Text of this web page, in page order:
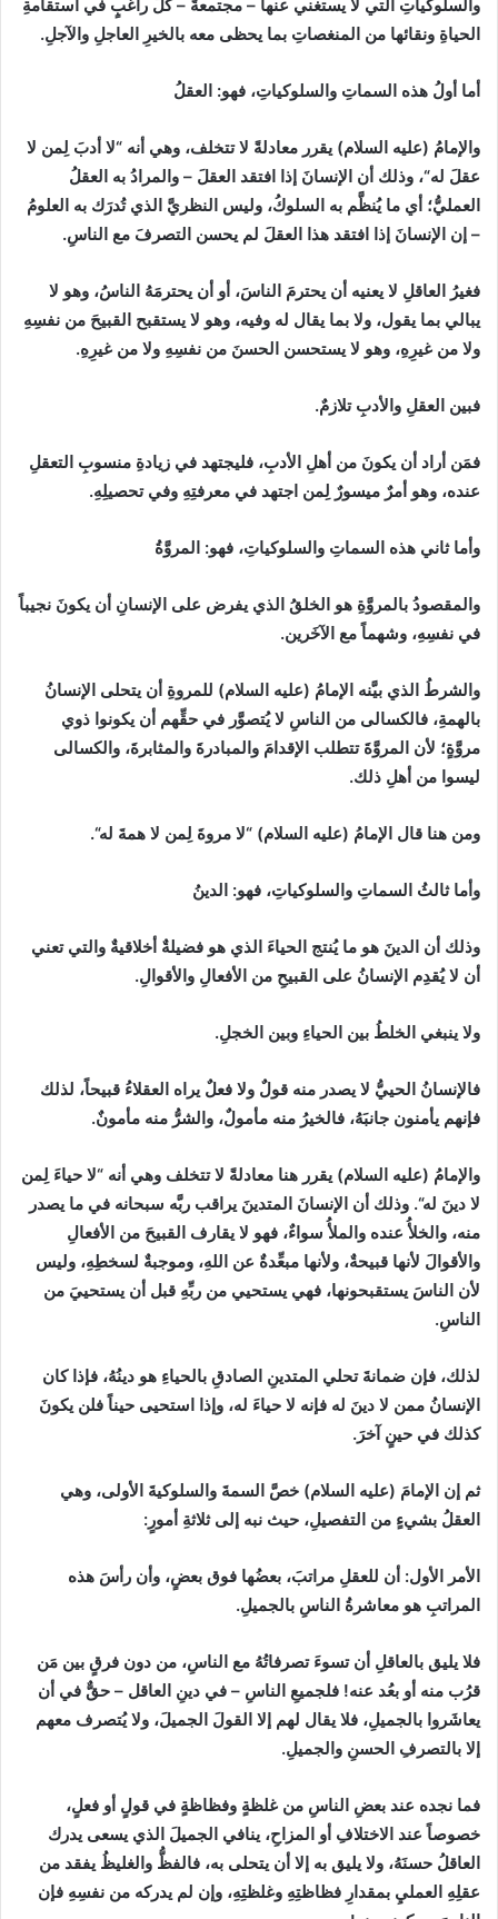
والسلوكياتِ التي لا يستغني عنها – مجتمعةً –كلُّ راغبٍ في استقامةِ
الحياةِ ونقائها من المنغصاتِ بما يحظى معه بالخيرِ العاجلِ والآجلِ.
أما أولُ هذه السماتِ والسلوكياتِ، فهو: العقلُ
والإمامُ (عليه السلام) يقرر معادلةً لا تتخلف، وهي أنه “لا أدبَ لِمن لا
عقلَ له“، وذلك أن الإنسانَ إذا افتقد العقلَ – والمرادُ به العقلُ
العمليُّ؛ أي ما يُنظَّم به السلوكُ، وليس النظريَّ الذي تُدرَك به العلومُ
– إن الإنسانَ إذا افتقد هذا العقلَ لم يحسن التصرفَ مع الناسِ.
فغيرُ العاقلِ لا يعنيه أن يحترمَ الناسَ، أو أن يحترمَهُ الناسُ، وهو لا
يبالي بما يقول، ولا بما يقال له وفيه، وهو لا يستقبح القبيحَ من نفسِهِ
ولا من غيرِهِ، وهو لا يستحسن الحسنَ من نفسِهِ ولا من غيرِهِ.
فبين العقلِ والأدبِ تلازمٌ.
فمَن أراد أن يكونَ من أهلِ الأدبِ، فليجتهد في زيادةِ منسوبِ التعقلِ
عنده، وهو أمرٌ ميسورٌ لِمن اجتهد في معرفتِهِ وفي تحصيلِهِ.
وأما ثاني هذه السماتِ والسلوكياتِ، فهو: المروَّةُ
والمقصودُ بالمروَّةِ هو الخلقُ الذي يفرض على الإنسانِ أن يكونَ نجيباً
في نفسِهِ، وشهماً مع الآخَرين.
والشرطُ الذي بيَّنه الإمامُ (عليه السلام) للمروةِ أن يتحلى الإنسانُ
بالهمةِ، فالكسالى من الناسِ لا يُتصوَّر في حقِّهم أن يكونوا ذوي
مروَّةٍ؛ لأن المروَّةَ تتطلب الإقدامَ والمبادرةَ والمثابرةَ، والكسالى
ليسوا من أهلِ ذلك.
ومن هنا قال الإمامُ (عليه السلام)
“لا مروةَ لِمن لا همةَ له“
.
وأما ثالثُ السماتِ والسلوكياتِ، فهو: الدينُ
وذلك أن الدينَ هو ما يُنتج الحياءَ الذي هو فضيلةٌ أخلاقيةٌ والتي تعني
أن لا يُقدِم الإنسانُ على القبيحِ من الأفعالِ والأقوالِ.
ولا ينبغي الخلطُ بين الحياءِ وبين الخجلِ.
فالإنسانُ الحييُّ لا يصدر منه قولٌ ولا فعلٌ يراه العقلاءُ قبيحاً، لذلك
فإنهم يأمنون جانبَهُ، فالخيرُ منه مأمولٌ، والشرُّ منه مأمونٌ.
والإمامُ (عليه السلام) يقرر هنا معادلةً لا تتخلف وهي أنه “لا حياءَ لِمن
لا دينَ له“. وذلك أن الإنسانَ المتدينَ يراقب ربَّه سبحانه في ما يصدر
منه، والخلأُ عنده والملأُ سواءٌ، فهو لا يقارف القبيحَ من الأفعالِ
والأقوالَ لأنها قبيحةٌ، ولأنها مبعِّدةٌ عن اللهِ، وموجبةٌ لسخطِهِ، وليس
لأن الناسَ يستقبحونها، فهي يستحيي من ربِّهِ قبل أن يستحييَ من
الناسِ.
لذلك، فإن ضمانةَ تحلي المتدينِ الصادقِ بالحياءِ هو دينُهُ، فإذا كان
الإنسانُ ممن لا دينَ له فإنه لا حياءَ له، وإذا استحيى حيناً فلن يكونَ
كذلك في حينٍ آخرَ.
ثم إن الإمامَ (عليه السلام) خصَّ السمةَ والسلوكيةَ الأولى، وهي
العقلُ بشيءٍ من التفصيلِ، حيث نبه إلى ثلاثةِ أمورٍ :
الأمر الأول: أن للعقلِ مراتبَ، بعضُها فوق بعضٍ، وأن رأسَ هذه
المراتبِ هو معاشرةُ الناسِ بالجميلِ.
فلا يليق بالعاقلِ أن تسوءَ تصرفاتُهُ مع الناسِ، من دون فرقٍ بين مَن
قرُب منه أو بعُد عنه! فلجميعِ الناسِ – في دينِ العاقل – حقٌّ في أن
يعاشَروا بالجميلِ، فلا يقال لهم إلا القولَ الجميلَ، ولا يُتصرف معهم
إلا بالتصرفِ الحسنِ والجميلِ.
فما نجده عند بعضِ الناسِ من غلظةٍ وفظاظةٍ في قولٍ أو فعلٍ،
خصوصاً عند الاختلافِ أو المزاحِ، ينافي الجميلَ الذي يسعى يدرك
العاقلُ حسنَهُ، ولا يليق به إلا أن يتحلى به، فالفظُّ والغليظُ يفقد من
عقلِهِ العمليِ بمقدارِ فظاظتِهِ وغلظتِهِ، وإن لم يدركه من نفسِهِ فإن